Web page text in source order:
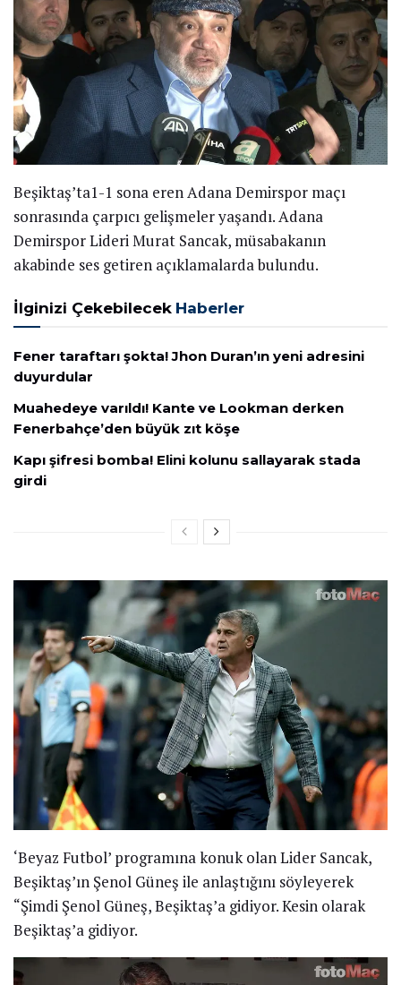
Beşiktaş’ta1-1 sona eren Adana Demirspor maçı
sonrasında çarpıcı gelişmeler yaşandı. Adana
Demirspor Lideri Murat Sancak, müsabakanın
akabinde ses getiren açıklamalarda bulundu.
İlginizi Çekebilecek Haberler
Fener taraftarı şokta! Jhon Duran’ın yeni adresini
duyurdular
Muahedeye varıldı! Kante ve Lookman derken
Fenerbahçe’den büyük zıt köşe
Kapı şifresi bomba! Elini kolunu sallayarak stada
girdi
‘Beyaz Futbol’ programına konuk olan Lider Sancak,
Beşiktaş’ın Şenol Güneş ile anlaştığını söyleyerek
“Şimdi Şenol Güneş, Beşiktaş’a gidiyor. Kesin olarak
Beşiktaş’a gidiyor.